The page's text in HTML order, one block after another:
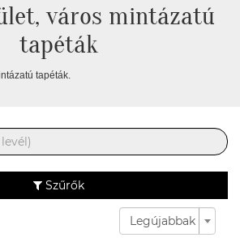
város mintázatú
tapéták
tapéták.
Szűrők
Legújabbak